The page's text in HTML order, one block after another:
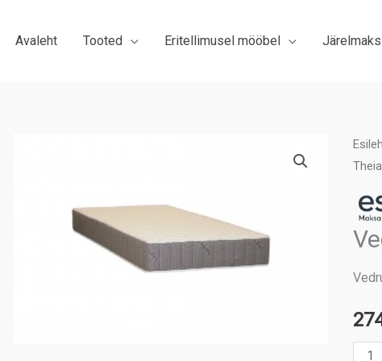
Avaleht Tooted Eritellimusel mööbel Järelmaks